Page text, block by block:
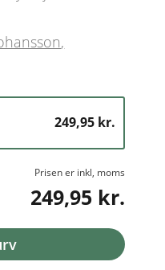
249,95 kr.
Prisen er inkl, moms
249,95 kr.